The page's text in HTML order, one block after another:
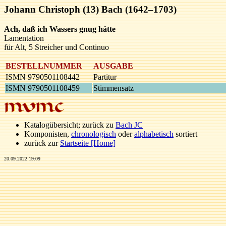
Johann Christoph (13) Bach (1642–1703)
Ach, daß ich Wassers gnug hätte
Lamentation
für Alt, 5 Streicher und Continuo
BESTELLNUMMER AUSGABE
ISMN 9790501108442
Partitur
ISMN 9790501108459
Stimmensatz
Katalogübersicht; zurück zuBach JC
Komponisten,chronologischoderalphabetischsortiert
zurück zurStartseite [Home]
20.09.2022 19:09